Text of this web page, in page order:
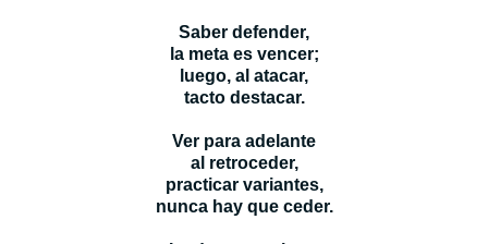
Saber defender,
la meta es vencer;
luego, al atacar,
tacto destacar.
Ver para adelante
al retroceder,
practicar variantes,
nunca hay que ceder.